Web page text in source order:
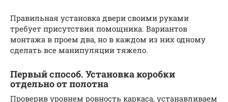
Правильная установка двери своими руками
требует присутствия помощника. Вариантов
монтажа в проем два, но в каждом из них одному
сделать все манипуляции тяжело.
Первый способ. Установка коробки
отдельно от полотна
Проверив уровнем ровность каркаса, устанавливаем